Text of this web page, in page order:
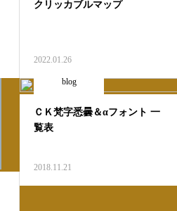
クリッカブルマップ
2022.01.26
blog
ＣＫ梵字悉曇＆αフォント 一
覧表
2018.11.21